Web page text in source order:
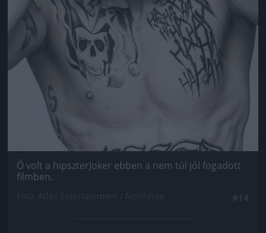
Ő volt a hipszterJoker ebben a nem túl jól fogadott
filmben.